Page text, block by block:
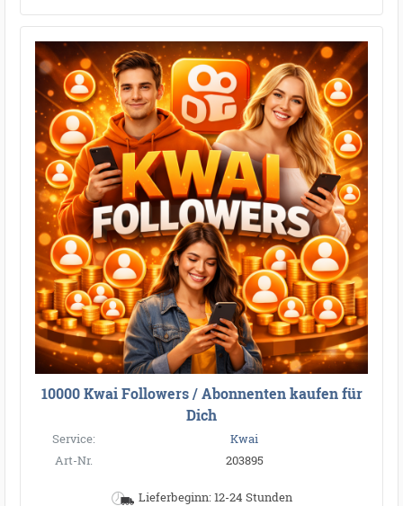
10000 Kwai Followers / Abonnenten kaufen für
Dich
Service:
Kwai
Art-Nr.
203895
Lieferbeginn: 12-24 Stunden